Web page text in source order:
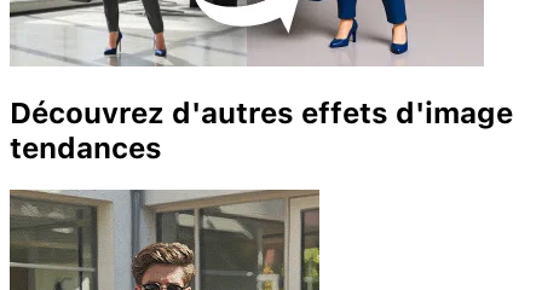
Découvrez d'autres effets d'image
tendances